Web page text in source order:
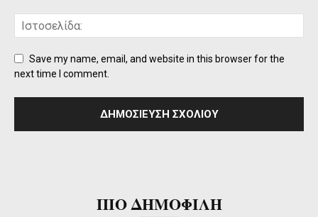
Save my name, email, and website in this browser for the
next time I comment.
ΠΙΟ ΔΗΜΟΦΙΛΗ